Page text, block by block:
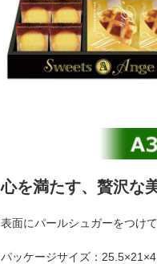
心を満たす、贅沢な
表面にパールシュガーをつけ
パッケージサイズ：